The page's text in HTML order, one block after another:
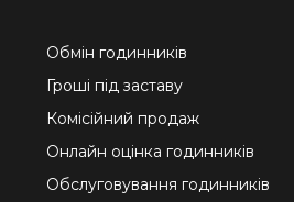
Обмін годинників
Гроші під заставу
Комісійний продаж
Онлайн оцінка годинників
Обслуговування годинників